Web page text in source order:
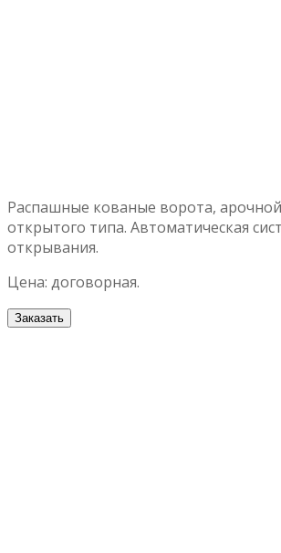
Распашные кованые ворота,
открытого типа. Автоматическая
открывания.
Цена: договорная.
Заказать